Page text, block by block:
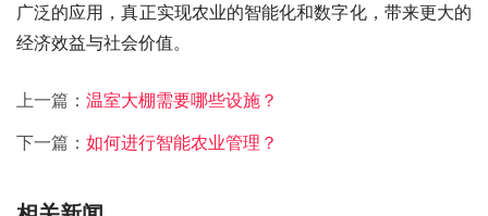
广泛的应用，真正实现农业的智能化和数字化，带来更大的
经济效益与社会价值。
上一篇： 温室大棚需要哪些设施？
下一篇： 如何进行智能农业管理？